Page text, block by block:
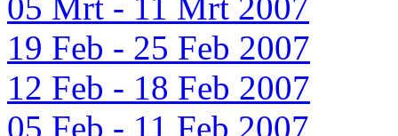
19 Feb - 25 Feb 2007
12 Feb - 18 Feb 2007
05 Feb - 11 Feb 2007